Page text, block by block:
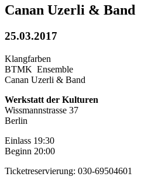
Canan Uzerli & Band
25.03.2017
Klangfarben
BTMK Ensemble
Canan Uzerli & Band
Werkstatt der Kulturen
Wissmannstrasse 37
Berlin
Einlass 19:30
Beginn 20:00
Ticketreservierung: 030-69504601